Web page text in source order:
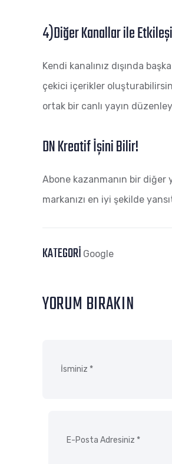
4)Diğer Kanallar ile
Kendi kanalınız dışında
çekici içerikler
ortak bir canlı yayın
DN Kreatif İşini Bilir!
Abone kazanmanın bir diğer
markanızı en iyi şekilde
KATEGORI Google
YORUM BIRAKIN